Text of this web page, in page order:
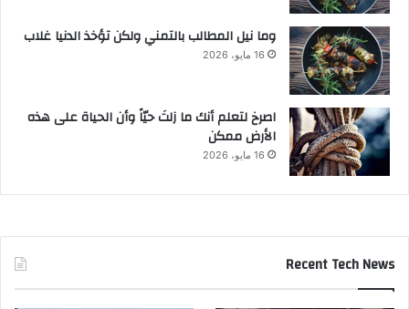
وما نيل المطالب بالتمني ولكن تؤخذ الدنيا غلاب
16 مايو، 2026
‫اصرخ لتعلم أنك ما زلتَ حيّاً وأن الحياة على هذه
الأرض ممكن
16 مايو، 2026
Recent Tech News